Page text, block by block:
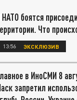
НАТО боятся
Что
13:56 ЭКСКЛЮЗИВ
в ИноСМИ 8
запретил